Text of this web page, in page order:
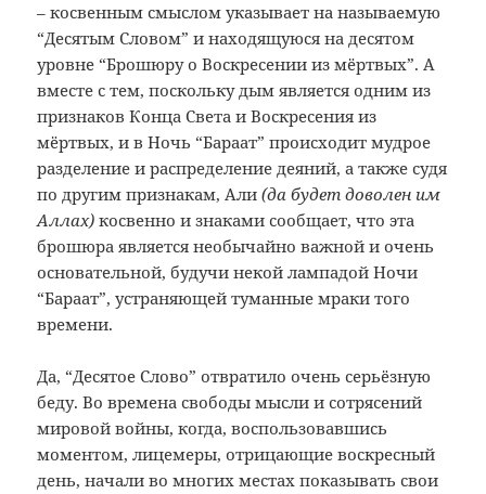
– косвенным смыслом указывает на называемую
“Десятым Словом” и находящуюся на десятом
уровне “Брошюру о Воскресении из мёртвых”. А
вместе с тем, поскольку дым является одним из
признаков Конца Света и Воскресения из
мёртвых, и в Ночь “Бараат” происходит мудрое
разделение и распределение деяний, а также судя
по другим признакам, Али(да будет доволен им
Аллах) косвенно и знаками сообщает, что эта
брошюра является необычайно важной и очень
основательной, будучи некой лампадой Ночи
“Бараат”, устраняющей туманные мраки того
времени.
Да, “Десятое Слово” отвратило очень серьёзную
беду. Во времена свободы мысли и сотрясений
мировой войны, когда, воспользовавшись
моментом, лицемеры, отрицающие воскресный
день, начали во многих местах показывать свои